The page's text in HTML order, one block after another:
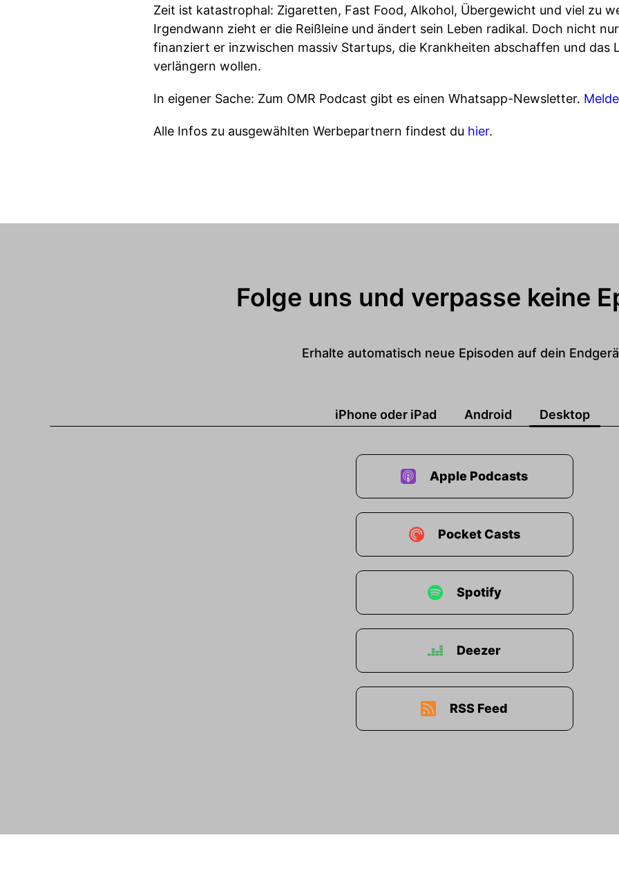
Zeit ist katastrophal: Zigaretten, Fast Food, Alkohol, Übergewicht und viel zu
Irgendwann zieht er die Reißleine und ändert sein Leben radikal. Doch nicht
finanziert er inzwischen massiv Startups, die Krankheiten abschaffen und das
verlängern wollen.
In eigener Sache: Zum OMR Podcast gibt es einen Whatsapp-Newsletter.
Alle Infos zu ausgewählten Werbepartnern findest du hier.
Folge uns und verpasse keine
Erhalte automatisch neue Episoden auf dein
iPhone oder iPad Android Desktop
Apple Podcasts
Pocket Casts
Spotify
Deezer
RSS Feed